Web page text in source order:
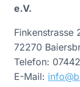
e.V.
Finkenstrasse
72270
Telefon:
E-Mail: